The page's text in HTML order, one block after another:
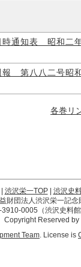
時通知表 昭和二
報 第八八二号昭
各巻リ
渋沢栄一TOP| 渋沢史
財団法人渋沢栄一記
0005（渋沢史料
Copyright Reserved
Team. License is